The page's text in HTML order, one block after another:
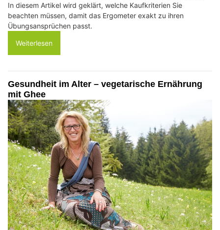
In diesem Artikel wird geklärt, welche Kaufkriterien Sie
beachten müssen, damit das Ergometer exakt zu ihren
Übungsansprüchen passt.
Weiterlesen
Gesundheit im Alter – vegetarische Ernährung
mit Ghee